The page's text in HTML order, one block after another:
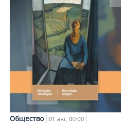
Общество 01 авг, 00:00